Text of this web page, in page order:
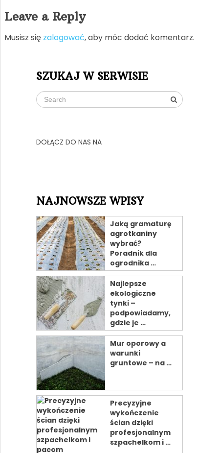
Leave a Reply
Musisz się zalogować, aby móc dodać komentarz.
SZUKAJ W SERWISIE
DOŁĄCZ DO NAS NA
NAJNOWSZE WPISY
Jaką gramaturę
agrotkaniny
wybrać?
Poradnik dla
ogrodnika …
Najlepsze
ekologiczne
tynki –
podpowiadamy,
gdzie je …
Mur oporowy a
warunki
gruntowe – na …
Precyzyjne
wykończenie
ścian dzięki
profesjonalnym
szpachelkom i …